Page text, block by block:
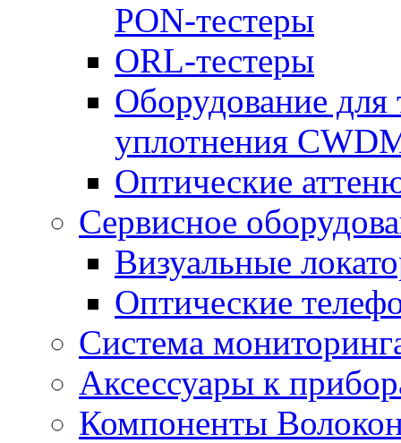
PON-тестеры
ORL-тестеры
Оборудование для
уплотнения
Оптические
Сервисное
Визуальные
Оптические
Система
Аксессуары к
Компоненты